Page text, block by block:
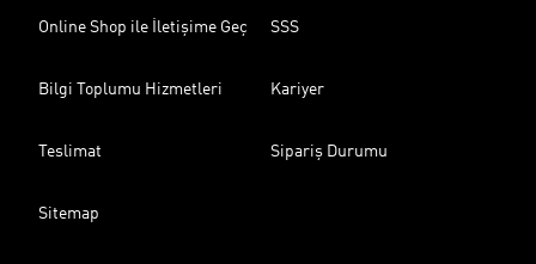
Online Shop ile İletişime Geç SSS
Bilgi Toplumu Hizmetleri Kariyer
Teslimat Sipariş Durumu
Sitemap